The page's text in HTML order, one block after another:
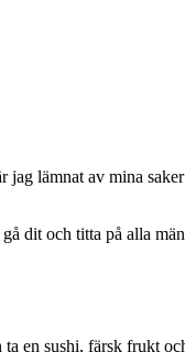
jag lämnat av mina
dit och titta på alla
ta en sushi, färsk frukt